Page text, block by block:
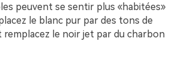
peuvent se sentir plus «habitées»
le blanc pur par des tons de
remplacez le noir jet par du charbon